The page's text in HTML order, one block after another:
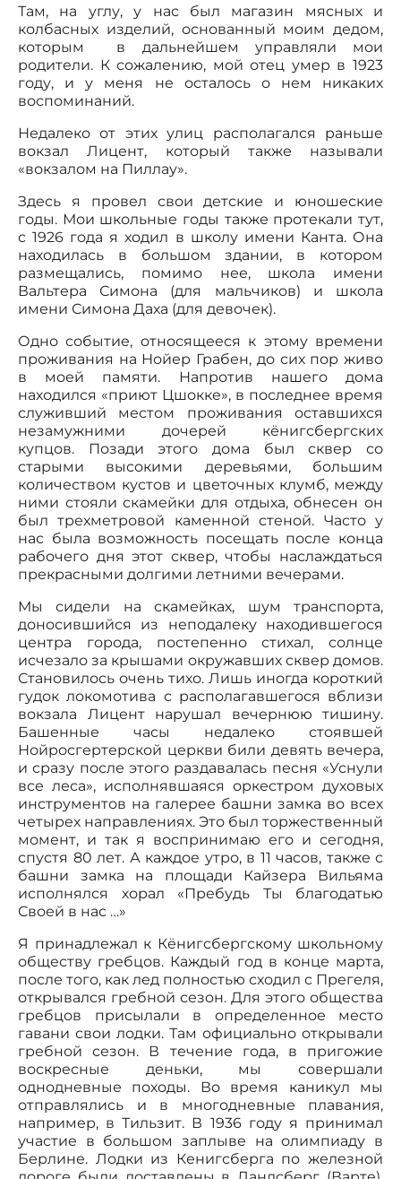
Там, на углу, у нас был магазин мясных и
колбасных изделий, основанный моим дедом,
которым в дальнейшем управляли мои
родители. К сожалению, мой отец умер в 1923
году, и у меня не осталось о нем никаких
воспоминаний.
Недалеко от этих улиц располагался раньше
вокзал Лицент, который также называли
«вокзалом на Пиллау».
Здесь я провел свои детские и юношеские
годы. Мои школьные годы также протекали тут,
с 1926 года я ходил в школу имени Канта. Она
находилась в большом здании, в котором
размещались, помимо нее, школа имени
Вальтера Симона (для мальчиков) и школа
имени Симона Даха (для девочек).
Одно событие, относящееся к этому времени
проживания на Нойер Грабен, до сих пор живо
в моей памяти. Напротив нашего дома
находился «приют Цшокке», в последнее время
служивший местом проживания оставшихся
незамужними дочерей кёнигсбергских
купцов. Позади этого дома был сквер со
старыми высокими деревьями, большим
количеством кустов и цветочных клумб, между
ними стояли скамейки для отдыха, обнесен он
был трехметровой каменной стеной. Часто у
нас была возможность посещать после конца
рабочего дня этот сквер, чтобы наслаждаться
прекрасными долгими летними вечерами.
Мы сидели на скамейках, шум транспорта,
доносившийся из неподалеку находившегося
центра города, постепенно стихал, солнце
исчезало за крышами окружавших сквер домов.
Становилось очень тихо. Лишь иногда короткий
гудок локомотива с располагавшегося вблизи
вокзала Лицент нарушал вечернюю тишину.
Башенные часы недалеко стоявшей
Нойросгертерской церкви били девять вечера,
и сразу после этого раздавалась песня «Уснули
все леса», исполнявшаяся оркестром духовых
инструментов на галерее башни замка во всех
четырех направлениях. Это был торжественный
момент, и так я воспринимаю его и сегодня,
спустя 80 лет. А каждое утро, в 11 часов, также с
башни замка на площади Кайзера Вильяма
исполнялся хорал «Пребудь Ты благодатью
Своей в нас …»
Я принадлежал к Кёнигсбергскому школьному
обществу гребцов. Каждый год в конце марта,
после того, как лед полностью сходил с Прегеля,
открывался гребной сезон. Для этого общества
гребцов присылали в определенное место
гавани свои лодки. Там официально открывали
гребной сезон. В течение года, в пригожие
воскресные деньки, мы совершали
однодневные походы. Во время каникул мы
отправлялись и в многодневные плавания,
например, в Тильзит. В 1936 году я принимал
участие в большом заплыве на олимпиаду в
Берлине. Лодки из Кенигсберга по железной